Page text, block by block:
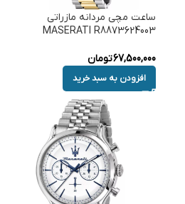
ساعت مچی مردانه مازراتی
MASERATI R8873624003
67,500,000تومان
افزودن به سبد خرید